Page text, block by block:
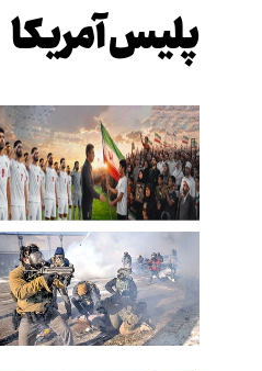
پلیس آمریکا